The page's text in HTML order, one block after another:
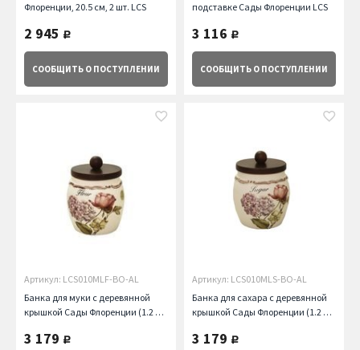
Флоренции, 20.5 см, 2 шт. LCS
2 945 руб.
СООБЩИТЬ О ПОСТУПЛЕНИИ
подставке Сады Флоренции LCS
3 116 руб.
СООБЩИТЬ О ПОСТУПЛЕНИИ
Артикул: LCS010MLF-BO-AL
Банка для муки с деревянной
крышкой Сады Флоренции (1.2 л)
3 179 руб.
Артикул: LCS010MLS-BO-AL
Банка для сахара с деревянной
крышкой Сады Флоренции (1.2 л)
3 179 руб.